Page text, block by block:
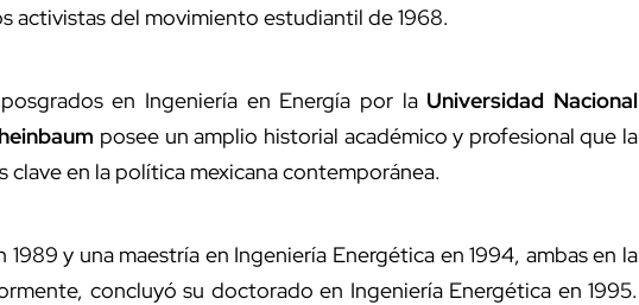
activistas del movimiento estudiantil de 1968.
en Ingeniería en Energía por la Universidad Nacional
posee un amplio historial académico y profesional que la
clave en la política mexicana contemporánea.
y una maestría en Ingeniería Energética en 1994, ambas en la
concluyó su doctorado en Ingeniería Energética en 1995.